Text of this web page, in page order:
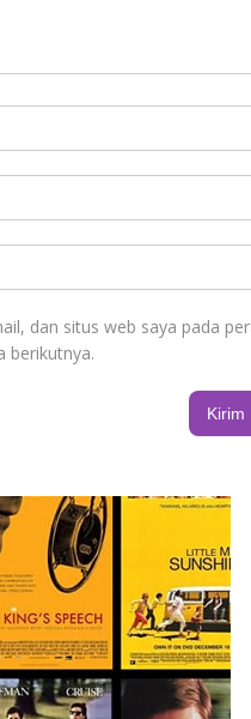
dan situs web saya pada
berikutnya.